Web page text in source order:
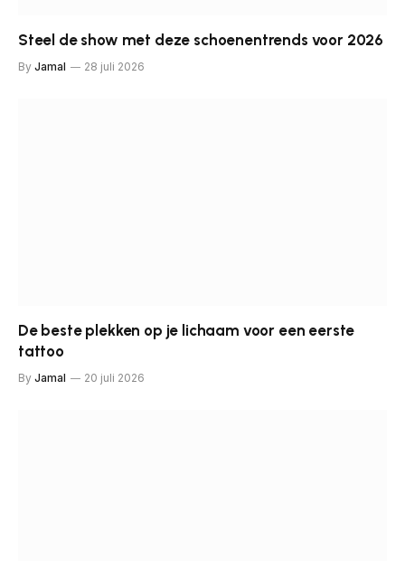
Steel de show met deze schoenentrends voor 2026
By Jamal 28 juli 2026
De beste plekken op je lichaam voor een eerste
tattoo
By Jamal 20 juli 2026